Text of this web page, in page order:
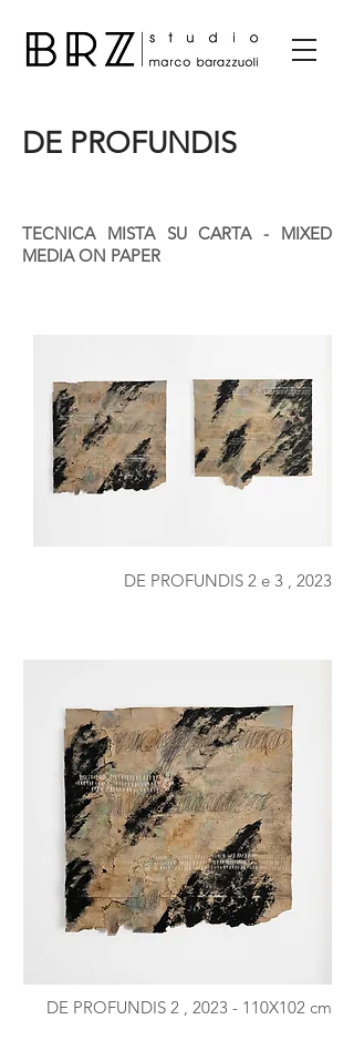
DE PROFUNDIS
TECNICA MISTA SU CARTA - MIXED
MEDIA ON PAPER
DE PROFUNDIS 2 e 3 , 2023
DE PROFUNDIS 2 , 2023 - 110X102 cm